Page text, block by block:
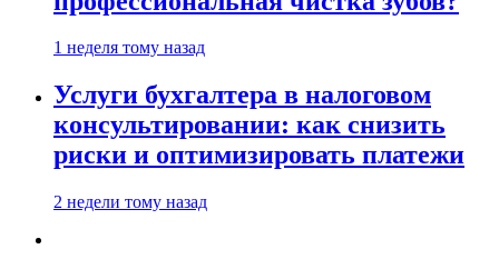
1 неделя тому назад
Услуги бухгалтера в налоговом
консультировании: как снизить
риски и оптимизировать платежи
2 недели тому назад